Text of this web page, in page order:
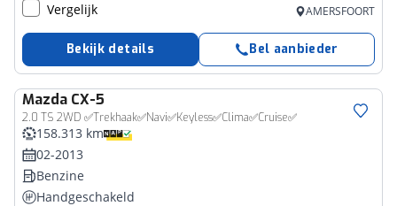
Vergelijk AMERSFOORT
Bekijk details Bel aanbieder
Mazda CX-5
2.0 TS 2WD ✅Trekhaak✅Navi✅Keyless✅Clima✅Cruise✅
158.313 km
02-2013
Benzine
Handgeschakeld